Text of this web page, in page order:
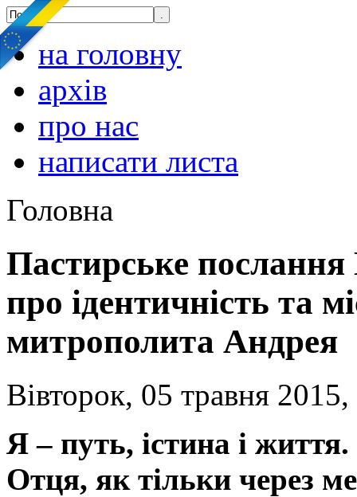
на головну
архів
про нас
написати листа
Головна
Пастирське
про ідентичність та
митрополита Андрея
Вівторок, 05 травня
Я – путь, істина і
Отця, як тільки через